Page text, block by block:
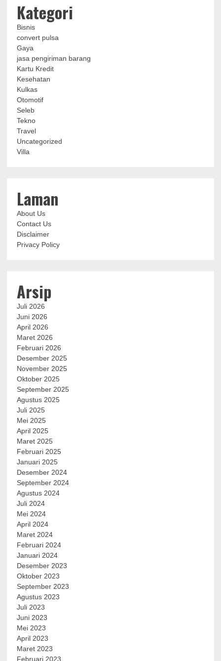
Kategori
Bisnis
convert pulsa
Gaya
jasa pengiriman barang
Kartu Kredit
Kesehatan
Kulkas
Otomotif
Seleb
Tekno
Travel
Uncategorized
Villa
Laman
About Us
Contact Us
Disclaimer
Privacy Policy
Arsip
Juli 2026
Juni 2026
April 2026
Maret 2026
Februari 2026
Desember 2025
November 2025
Oktober 2025
September 2025
Agustus 2025
Juli 2025
Mei 2025
April 2025
Maret 2025
Februari 2025
Januari 2025
Desember 2024
September 2024
Agustus 2024
Juli 2024
Mei 2024
April 2024
Maret 2024
Februari 2024
Januari 2024
Desember 2023
Oktober 2023
September 2023
Agustus 2023
Juli 2023
Juni 2023
Mei 2023
April 2023
Maret 2023
Februari 2023